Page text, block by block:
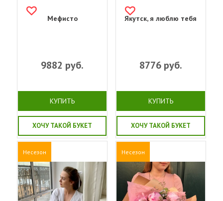
Мефисто
9882 руб.
КУПИТЬ
ХОЧУ ТАКОЙ БУКЕТ
Якутск, я люблю тебя
8776руб.
КУПИТЬ
ХОЧУ ТАКОЙ БУКЕТ
Несезон Несезон